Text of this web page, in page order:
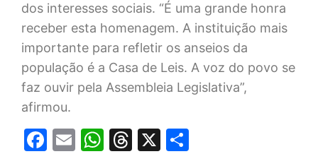
dos interesses sociais. “É uma grande honra
receber esta homenagem. A instituição mais
importante para refletir os anseios da
população é a Casa de Leis. A voz do povo se
faz ouvir pela Assembleia Legislativa”,
afirmou.
Facebook
EmailWhatsApp
Threads
X